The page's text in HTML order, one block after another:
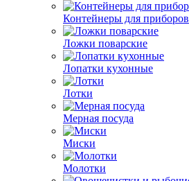
Контейнеры для приборов
Ложки поварские
Лопатки кухонные
Лотки
Мерная посуда
Миски
Молотки